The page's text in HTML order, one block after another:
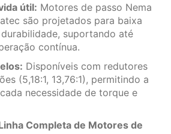
útil: Motores de passo Nema
são projetados para baixa
suportando até
contínua.
Disponíveis com redutores
(5,18:1, 13,76:1), permitindo a
necessidade de torque e
Completa de Motores de